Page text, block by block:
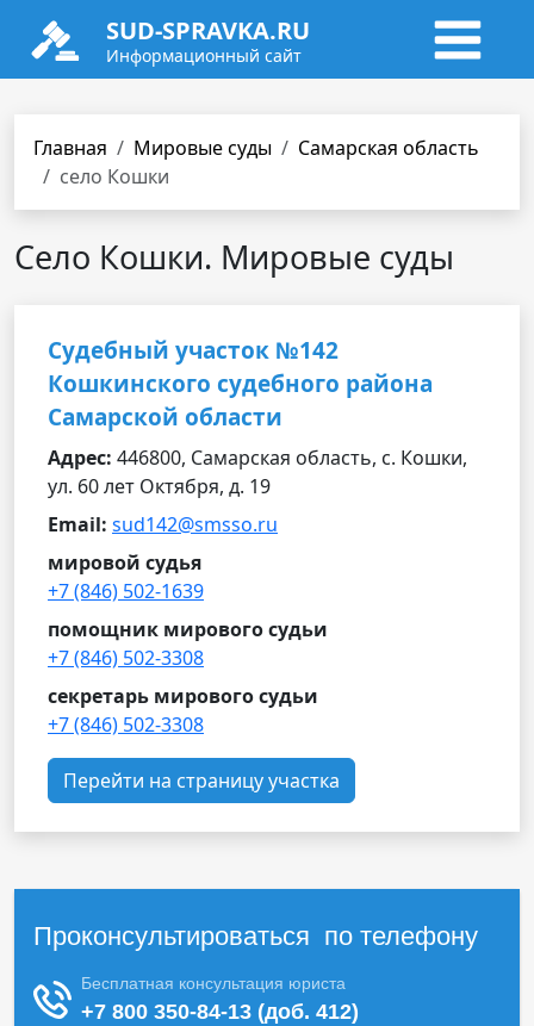
SUD-SPRAVKA.RU
Информационный сайт
Главная Мировые суды
Самарская область
село Кошки
Село Кошки. Мировые суды
Судебный участок №142
Кошкинского судебного района
Самарской области
Адрес: 446800, Самарская область, с. Кошки,
ул. 60 лет Октября, д. 19
Email: sud142@smsso.ru
мировой судья
+7 (846) 502-1639
помощник мирового судьи
+7 (846) 502-3308
секретарь мирового судьи
+7 (846) 502-3308
Перейти на страницу участка